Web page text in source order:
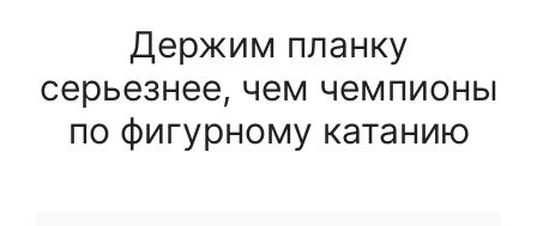
Держим планку
серьезнее, чем чемпионы
по фигурному катанию